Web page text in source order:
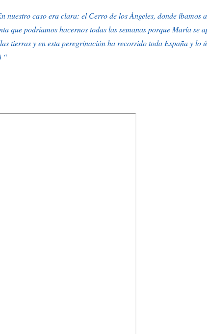
nuestro caso era clara: el Cerro de los Ángeles, donde íbamos a
que podríamos hacernos todas las semanas porque María se
tierras y en esta peregrinación ha recorrido toda España y lo
“